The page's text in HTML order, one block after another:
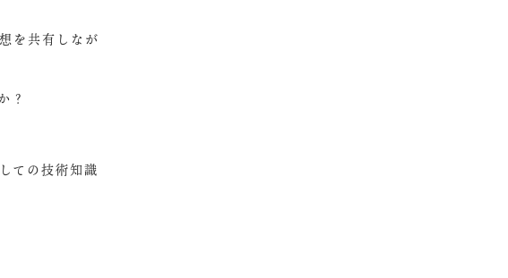
を共有しなが
？
ての技術知識